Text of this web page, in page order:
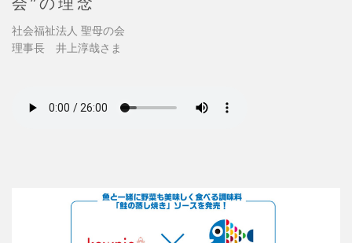
社会福祉法人 聖母の会
理事長 井上淳哉さま